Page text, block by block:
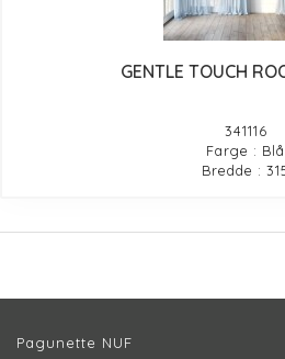
GENTLE TOUCH
341116
Farge : Blå
Bredde :
Pagunette NUF